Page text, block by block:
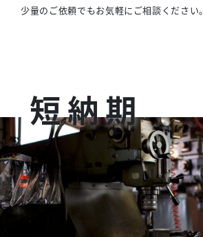
少量のご依頼でもお気軽にご相談ください。
短納期